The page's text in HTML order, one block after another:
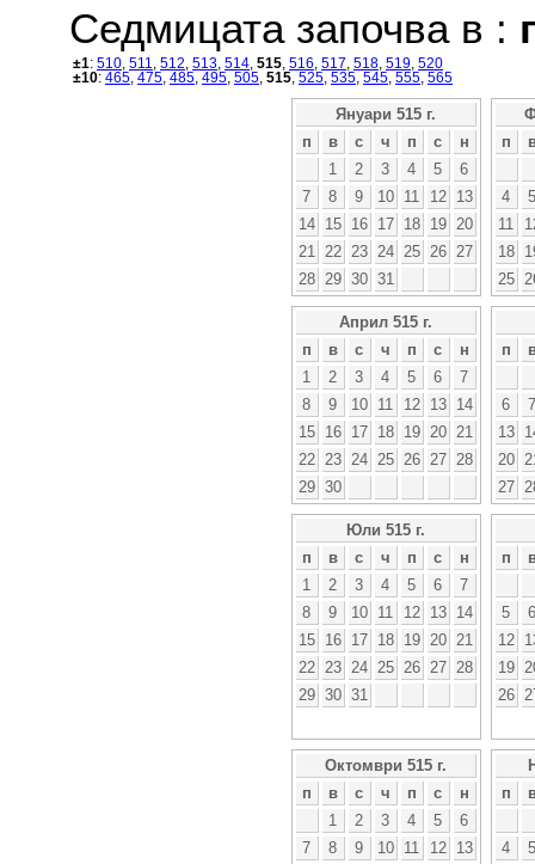
Седмицата започва в :
±1: 510 511 512 513 514 515 516 517 518 519 520
±10: 465 475 485 495 505 515 525 535 545 555 565
Януари 515 г.
п
в с ч п с
н
1
2 3 4 5
6
7
8 9 10 11 12
13
14
15 16 17 18 19
20
21
22 23 24 25 26
27
28
29 30 31
п
4
5
11
18
25
Април 515 г.
п
в с ч п с
н
1
2 3 4 5 6
7
8
9 10 11 12 13
14
15
16 17 18 19 20
21
22
23 24 25 26 27
28
29 30
п
6
7
13
20
27
Юли 515 г.
п
в с ч п с
н
1
2 3 4 5 6
7
8
9 10 11 12 13
14
15
16 17 18 19 20
21
22
23 24 25 26 27
28
29 30 31
п
5
6
12
19
26
Октомври 515 г.
п
в с ч п с
н
1
2 3 4 5
6
7
8 9 10 11 12
13
п
4
5